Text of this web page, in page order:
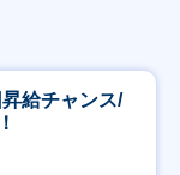
給チャンス/